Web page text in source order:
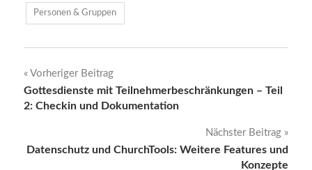
Personen & Gruppen
Beitragsnavigation
Vorheriger Beitrag
Gottesdienste mit Teilnehmerbeschränkungen – Teil
2: Checkin und Dokumentation
Nächster Beitrag
Datenschutz und ChurchTools: Weitere Features und
Konzepte